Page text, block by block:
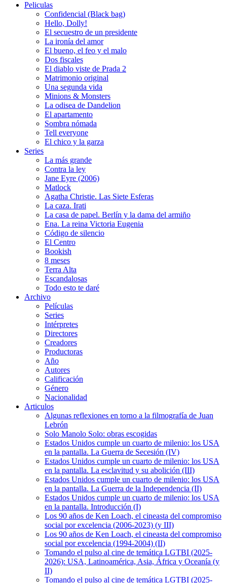
Peliculas
Confidencial (Black bag)
Hello, Dolly!
El secuestro de un presidente
La ironía del amor
El bueno, el feo y el malo
Dos fiscales
El diablo viste de Prada 2
Matrimonio original
Una segunda vida
Minions & Monsters
La odisea de Dandelion
El apartamento
Sombra nómada
Tell everyone
El chico y la garza
Series
La más grande
Contra la ley
Jane Eyre (2006)
Matlock
Agatha Christie. Las Siete Esferas
La caza. Irati
La casa de papel. Berlín y la dama del armiño
Ena. La reina Victoria Eugenia
Código de silencio
El Centro
Bookish
8 meses
Terra Alta
Escandalosas
Todo esto te daré
Archivo
Películas
Series
Intérpretes
Directores
Creadores
Productoras
Año
Autores
Calificación
Género
Nacionalidad
Articulos
Algunas reflexiones en torno a la filmografía de Juan
Lebrón
Solo Manolo Solo: obras escogidas
Estados Unidos cumple un cuarto de milenio: los USA
en la pantalla. La Guerra de Secesión (IV)
Estados Unidos cumple un cuarto de milenio: los USA
en la pantalla. La esclavitud y su abolición (III)
Estados Unidos cumple un cuarto de milenio: los USA
en la pantalla. La Guerra de la Independencia (II)
Estados Unidos cumple un cuarto de milenio: los USA
en la pantalla. Introducción (I)
Los 90 años de Ken Loach, el cineasta del compromiso
social por excelencia (2006-2023) (y III)
Los 90 años de Ken Loach, el cineasta del compromiso
social por excelencia (1994-2004) (II)
Tomando el pulso al cine de temática LGTBI (2025-
2026): USA, Latinoamérica, Asia, África y Oceanía (y
II)
Tomando el pulso al cine de temática LGTBI (2025-